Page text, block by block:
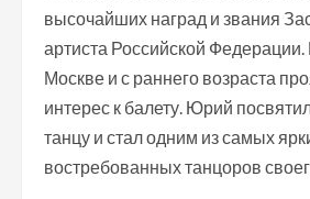
высочайших наград и звания
артиста Российской Федерации.
Москве и с раннего возраста
интерес к балету. Юрий
танцу и стал одним из самых
востребованных танцоров